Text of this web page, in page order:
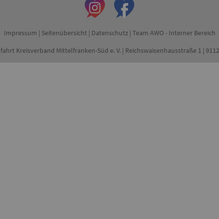
Impressum | Seitenübersicht| Datenschutz| Team AWO - Interner Bereich
Kreisverband Mittelfranken-Süd e. V. | Reichswaisenhausstraße 1 |